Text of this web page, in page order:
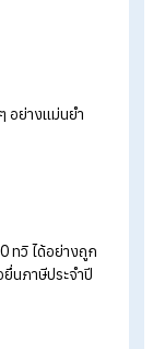
พท์มือถือได้เลย ไม่
ด
วยลดความสับสนและ
หารที่มีพนักงานเข้า
าของร้านจัดกะพนัก